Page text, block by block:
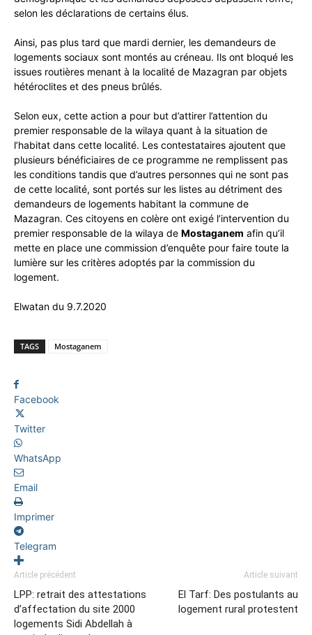
selon les déclarations de certains élus.
Ainsi, pas plus tard que mardi dernier, les demandeurs de
logements sociaux sont montés au créneau. Ils ont bloqué les
issues routières menant à la localité de Mazagran par objets
hétéroclites et des pneus brûlés.
Selon eux, cette action a pour but d’attirer l’attention du
premier responsable de la wilaya quant à la situation de
l’habitat dans cette localité. Les contestataires ajoutent que
plusieurs bénéficiaires de ce programme ne remplissent pas
les conditions tandis que d’autres personnes qui ne sont pas
de cette localité, sont portés sur les listes au détriment des
demandeurs de logements habitant la commune de
Mazagran. Ces citoyens en colère ont exigé l’intervention du
premier responsable de la wilaya de Mostaganem afin qu’il
mette en place une commission d’enquête pour faire toute la
lumière sur les critères adoptés par la commission du
logement.
Elwatan du 9.7.2020
TAGS Mostaganem
Facebook
Twitter
WhatsApp
Email
Imprimer
Telegram
Article précédent
LPP: retrait des attestations
d’affectation du site 2000
logements Sidi Abdellah à
Article suivant
El Tarf: Des postulants au
logement rural protestent